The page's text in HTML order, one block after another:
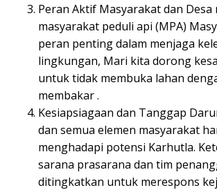
Peran Aktif Masyarakat dan Desa
masyarakat peduli api (MPA)
peran penting dalam menjaga
lingkungan, Mari kita dorong
untuk tidak membuka lahan
membakar .
Kesiapsiagaan dan Tanggap
dan semua elemen masyarakat
menghadapi potensi Karhutla.
sarana prasarana dan tim
ditingkatkan untuk merespons